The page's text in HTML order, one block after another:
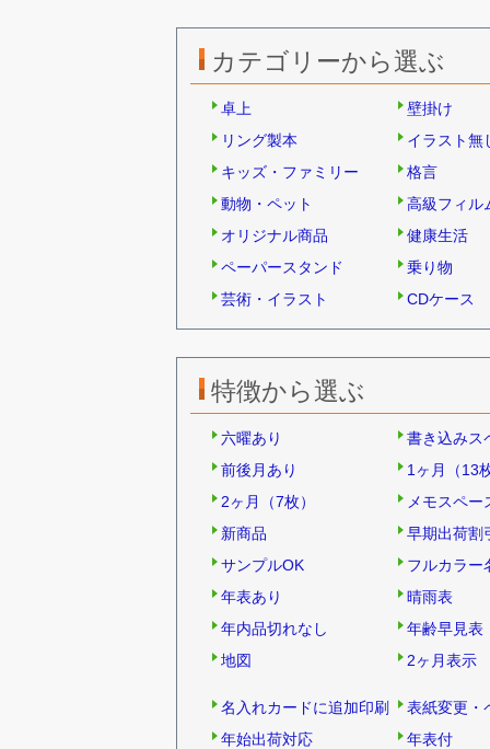
カテゴリーから選ぶ
卓上
壁掛け
リング製本
イラスト無
キッズ・ファミリー
格言
動物・ペット
高級フィル
オリジナル商品
健康生活
ペーパースタンド
乗り物
芸術・イラスト
CDケース
特徴から選ぶ
六曜あり
書き込みス
前後月あり
1ヶ月（13
2ヶ月（7枚）
メモスペ
新商品
早期出荷割
サンプルOK
フルカラー
年表あり
晴雨表
年内品切れなし
年齢早見表
地図
2ヶ月表示
名入れカードに追加印刷
表紙変更・
年始出荷対応
年表付